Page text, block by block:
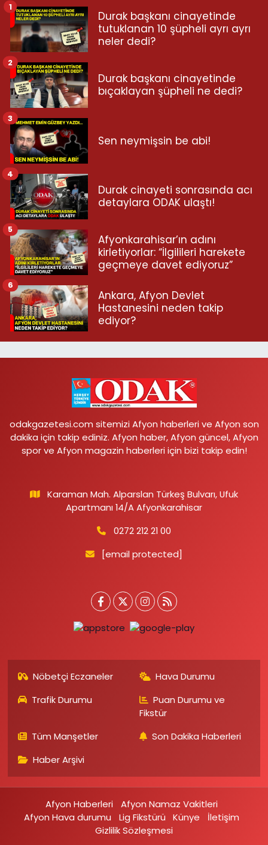
Durak başkanı cinayetinde
tutuklanan 10 şüpheli ayrı ayrı
neler dedi?
1
Durak başkanı cinayetinde
bıçaklayan şüpheli ne dedi?
2
Sen neymişsin be abi!
3
Durak cinayeti sonrasında acı
detaylara ODAK ulaştı!
4
Afyonkarahisar’ın adını
kirletiyorlar: “İlgilileri harekete
geçmeye davet ediyoruz”
5
Ankara, Afyon Devlet
Hastanesini neden takip
ediyor?
6
odakgazetesi.com sitemizi Afyon haberleri ve Afyon son
dakika için takip ediniz. Afyon haber, Afyon güncel, Afyon
spor ve Afyon magazin haberleri için bizi takip edin!
Karaman Mah. Alparslan Türkeş Bulvarı, Ufuk
Apartmanı 14/A Afyonkarahisar
0272 212 21 00
[email protected]
Nöbetçi Eczaneler
Hava Durumu
Trafik Durumu
Puan Durumu ve
Fikstür
Tüm Manşetler
Son Dakika Haberleri
Haber Arşivi
Afyon Haberleri
Afyon Namaz Vakitleri
Afyon Hava durumu
Lig Fikstürü Künye
İletişim
Gizlilik Sözleşmesi